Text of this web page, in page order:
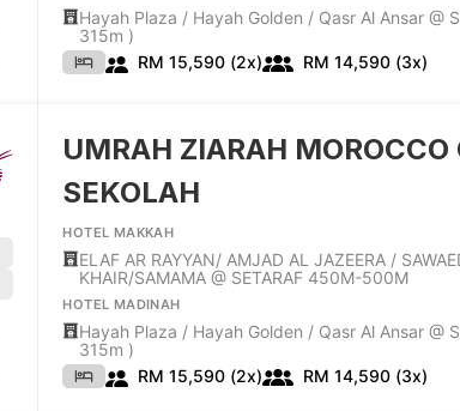
Hayah Plaza / Hayah Golden / Qasr Al Ansar @
315m )
RM 15,590 (2x)
RM 14,590 (3x)
UMRAH ZIARAH MOROCCO
SEKOLAH
HOTEL MAKKAH
ELAF AR RAYYAN/ AMJAD AL JAZEERA /
KHAIR/SAMAMA @ SETARAF 450M-500M
HOTEL MADINAH
Hayah Plaza / Hayah Golden / Qasr Al Ansar @
315m )
RM 15,590 (2x)
RM 14,590 (3x)